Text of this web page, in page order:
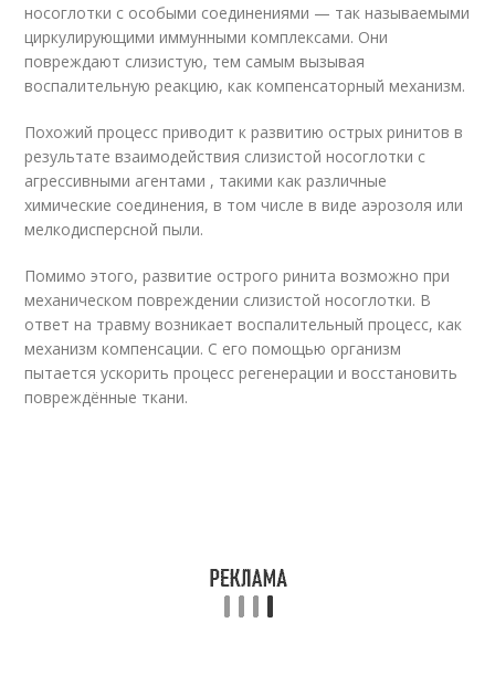
носоглотки с особыми соединениями — так называемыми
циркулирующими иммунными комплексами. Они
повреждают слизистую, тем самым вызывая
воспалительную реакцию, как компенсаторный механизм.
Похожий процесс приводит к развитию острых ринитов в
результате взаимодействия слизистой носоглотки с
агрессивными агентами , такими как различные
химические соединения, в том числе в виде аэрозоля или
мелкодисперсной пыли.
Помимо этого, развитие острого ринита возможно при
механическом повреждении слизистой носоглотки. В
ответ на травму возникает воспалительный процесс, как
механизм компенсации. С его помощью организм
пытается ускорить процесс регенерации и восстановить
повреждённые ткани.